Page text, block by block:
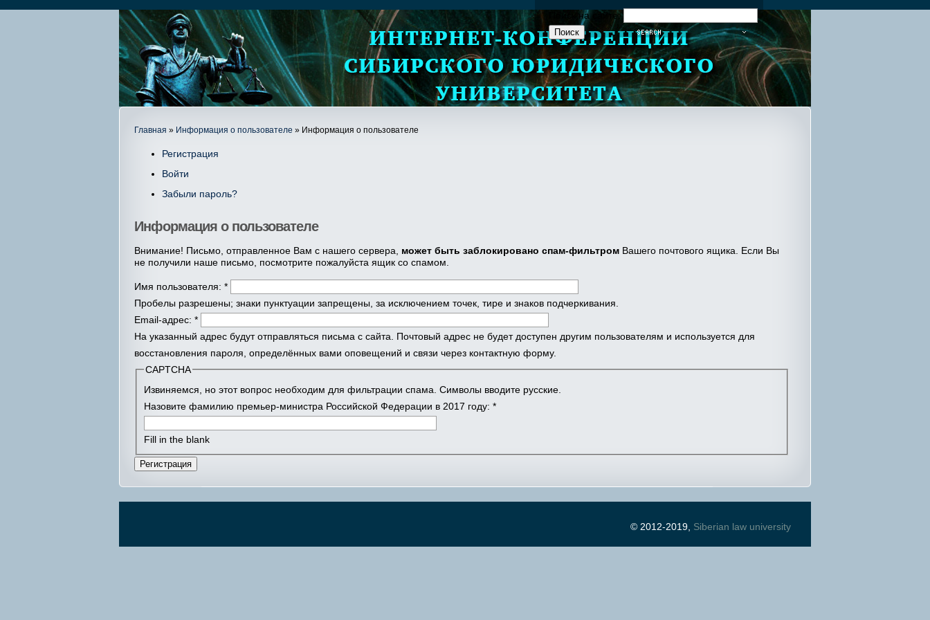
Поиск на сайте:
Главная » Информация о пользователе » Информация о пользователе
Регистрация
Войти
Забыли пароль?
Информация о пользователе
Внимание! Письмо, отправленное Вам с нашего сервера, может быть заблокировано спам-фильтромВашего почтового ящика. Если Вы
не получили наше письмо, посмотрите пожалуйста ящик со спамом.
Имя пользователя: *
Пробелы разрешены; знаки пунктуации запрещены, за исключением точек, тире и знаков подчеркивания.
Email-адрес: *
На указанный адрес будут отправляться письма с сайта. Почтовый адрес не будет доступен другим пользователям и используется для
восстановления пароля, определённых вами оповещений и связи через контактную форму.
CAPTCHA
Извиняемся, но этот вопрос необходим для фильтрации спама. Символы вводите русские.
Назовите фамилию премьер-министра Российской Федерации в 2017 году:*
Fill in the blank
© 2012-2019, Siberian law university